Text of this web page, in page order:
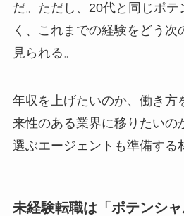
だ。ただし、20代と同じポテ
く、これまでの経験をどう次
見られる。
年収を上げたいのか、働き方
来性のある業界に移りたいの
選ぶエージェントも準備する
未経験転職は「ポテンシ